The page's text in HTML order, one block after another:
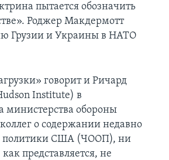
пытается обозначить
Роджер Макдермотт
Грузии и Украины в НАТО
говорит и Ричард
Institute) в
министерства обороны
о содержании недавно
политики США (ЧООП), ни
представляется, не